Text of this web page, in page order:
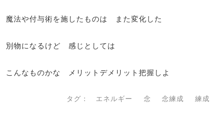
魔法や付与術を施したものは また変化した
別物になるけど 感じとしては
こんなものかな メリットデメリット把握しよ
タグ： エネルギー 念 念練成 練成